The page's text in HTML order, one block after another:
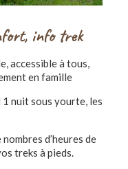
info trek
accessible à tous,
en famille
nuit sous yourte, les
d’heures de
treks à pieds.